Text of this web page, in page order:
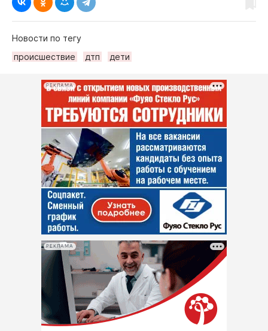
Новости по тегу
происшествие
дтп дети
РЕКЛАМА
РЕКЛАМА